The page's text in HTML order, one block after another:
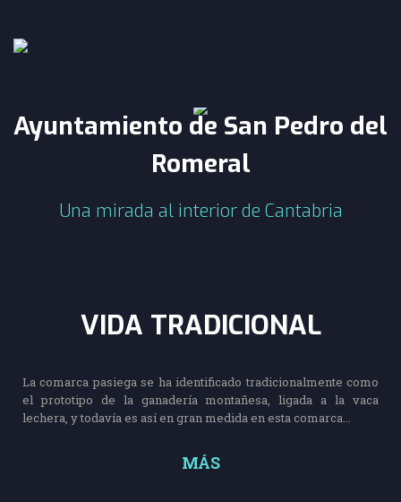
Ayuntamiento de San Pedro del
Romeral
Una mirada al interior de Cantabria
VIDA TRADICIONAL
La comarca pasiega se ha identificado tradicionalmente como
el prototipo de la ganadería montañesa, ligada a la vaca
lechera, y todavía es así en gran medida en esta comarca...
MÁS